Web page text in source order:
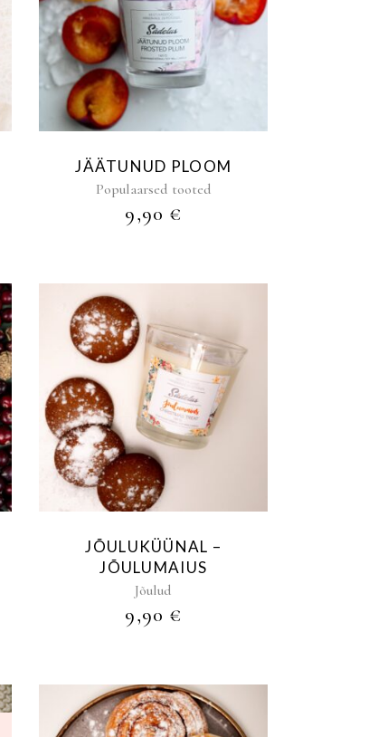
JÄÄTUNUD PLOOM
Populaarsed tooted
9,90 €
JÕULUKÜÜNAL –
JÕULUMAIUS
Jõulud
9,90 €